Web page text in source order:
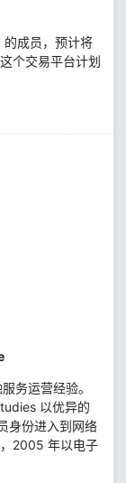
的成员，预计将
个交易平台计划
务运营经验。
以优异的
身份进入到网络
2005 年以电子